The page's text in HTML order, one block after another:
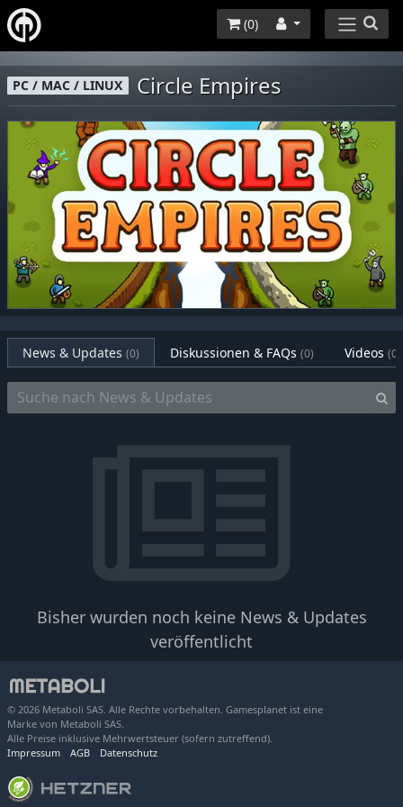
(0)
PC / MAC / LINUX Circle Empires
News & Updates (0) Diskussionen & FAQs (0) Videos (0)
Bisher wurden noch keine News & Updates
veröffentlicht
© 2026 Metaboli SAS. Alle Rechte vorbehalten. Gamesplanet ist eine
Marke von Metaboli SAS.
Alle Preise inklusive Mehrwertsteuer (sofern zutreffend).
Impressum
AGB Datenschutz